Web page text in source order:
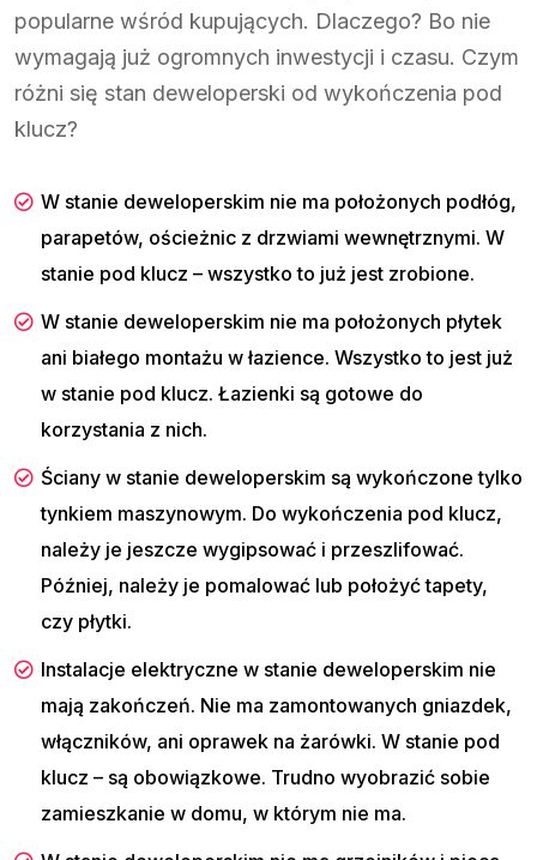
popularne wśród kupujących. Dlaczego? Bo nie
wymagają już ogromnych inwestycji i czasu. Czym
różni się stan deweloperski od wykończenia pod
klucz?
W stanie deweloperskim nie ma położonych podłóg,
parapetów, ościeżnic z drzwiami wewnętrznymi. W
stanie pod klucz – wszystko to już jest zrobione.
W stanie deweloperskim nie ma położonych płytek
ani białego montażu w łazience. Wszystko to jest już
w stanie pod klucz. Łazienki są gotowe do
korzystania z nich.
Ściany w stanie deweloperskim są wykończone tylko
tynkiem maszynowym. Do wykończenia pod klucz,
należy je jeszcze wygipsować i przeszlifować.
Później, należy je pomalować lub położyć tapety,
czy płytki.
Instalacje elektryczne w stanie deweloperskim nie
mają zakończeń. Nie ma zamontowanych gniazdek,
włączników, ani oprawek na żarówki. W stanie pod
klucz – są obowiązkowe. Trudno wyobrazić sobie
zamieszkanie w domu, w którym nie ma.